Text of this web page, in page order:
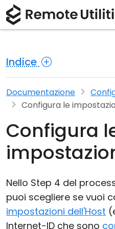
Indice
Documentazione
Configura le
Configura
Nello Step 4 del
puoi scegliere se vuoi
impostazioni dell'Host
Internet-ID che sono
Sicurezza
Screenshot
Modalità di
Accesso non presidiato
Supporto Active
Configurazione MSI
Produzione e Vendita
Sanità
Tecnologia
macOS
Linux
Assistente Licenza
Aggiorna la tua
Documentazione
Base di conoscenza
Chi
Sala stampa
Scrivi una recensione